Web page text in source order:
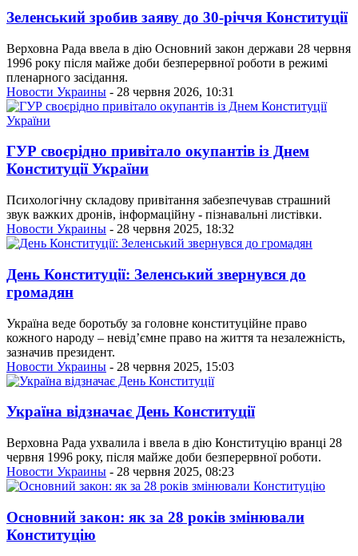
Зеленський зробив заяву до 30-річчя Конституції
Верховна Рада ввела в дію Основний закон держави 28 червня
1996 року після майже доби безперервної роботи в режимі
пленарного засідання.
Новости Украины - 28 червня 2026, 10:31
ГУР своєрідно привітало окупантів із Днем
Конституції України
Психологічну складову привітання забезпечував страшний
звук важких дронів, інформаційну - пізнавальні листівки.
Новости Украины - 28 червня 2025, 18:32
День Конституції: Зеленський звернувся до
громадян
Україна веде боротьбу за головне конституційне право
кожного народу – невід’ємне право на життя та незалежність,
зазначив президент.
Новости Украины - 28 червня 2025, 15:03
Україна відзначає День Конституції
Верховна Рада ухвалила і ввела в дію Конституцію вранці 28
червня 1996 року, після майже доби безперервної роботи.
Новости Украины - 28 червня 2025, 08:23
Основний закон: як за 28 років змінювали
Конституцію